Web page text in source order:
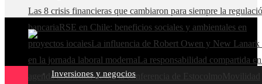
Las 8 crisis financieras que cambiaron para siempre la
bancariaRSE en Chile: beneficios sociales y ambientales en
proyectos localesLa influencia de Robert Owen y New
en la jornada laboral modernaLa responsabilidad compartida
agenda ambiental desde la conferencia de Estocolmo
Inversiones y negocios